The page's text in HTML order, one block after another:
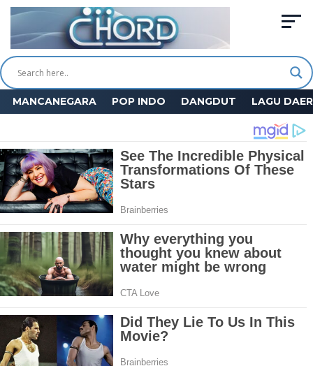
MANCANEGARA POP INDO DANGDUT LAGU